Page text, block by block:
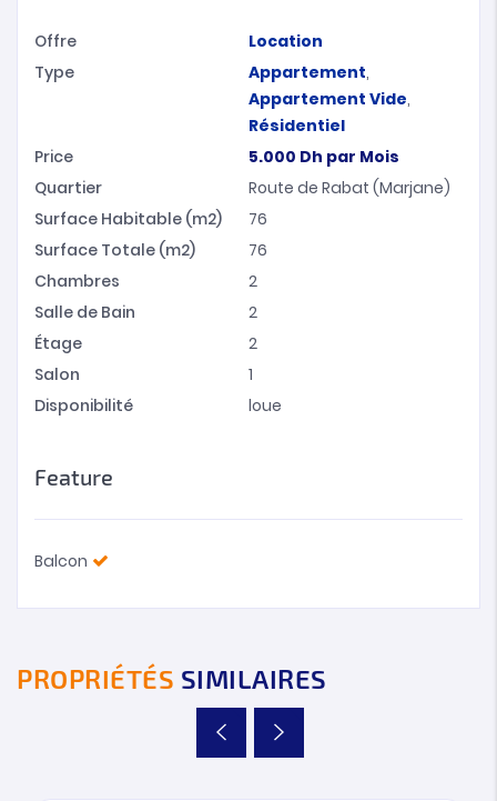
Offre
Location
Type
Appartement,
Appartement Vide,
Résidentiel
Price
5.000 Dh par Mois
Quartier
Route de Rabat (Marjane)
Surface Habitable (m2)
76
Surface Totale (m2)
76
Chambres
2
Salle de Bain
2
Étage
2
Salon
1
Disponibilité
loue
Feature
Balcon
PROPRIÉTÉS SIMILAIRES